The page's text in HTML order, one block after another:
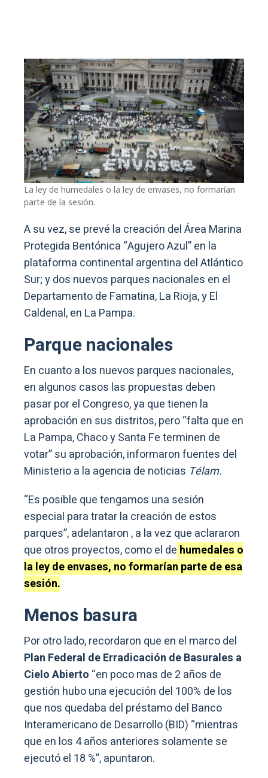
La ley de humedales o la ley de envases, no formarían
parte de la sesión.
A su vez, se prevé la creación del Área Marina
Protegida Bentónica “Agujero Azul” en la
plataforma continental argentina del Atlántico
Sur; y dos nuevos parques nacionales en el
Departamento de Famatina, La Rioja, y El
Caldenal, en La Pampa.
Parque nacionales
En cuanto a los nuevos parques nacionales,
en algunos casos las propuestas deben
pasar por el Congreso, ya que tienen la
aprobación en sus distritos, pero “falta que en
La Pampa, Chaco y Santa Fe terminen de
votar” su aprobación, informaron fuentes del
Ministerio a la agencia de noticias Télam.
“Es posible que tengamos una sesión
especial para tratar la creación de estos
parques”, adelantaron , a la vez que aclararon
que otros proyectos, como el de humedales o
la ley de envases, no formarían parte de esa
sesión.
Menos basura
Por otro lado, recordaron que en el marco del
Plan Federal de Erradicación de Basurales a
Cielo Abierto “en poco mas de 2 años de
gestión hubo una ejecución del 100% de los
que nos quedaba del préstamo del Banco
Interamericano de Desarrollo (BID) “mientras
que en los 4 años anteriores solamente se
ejecutó el 18 %”, apuntaron.